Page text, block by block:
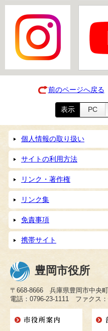
前のページへ戻る
表示 PC
個人情報の取り扱い
サイトの利用方法
リンク・著作権
リンク集
免責事項
携帯サイト
豊岡市役所
〒668-8666 兵庫県豊岡市中央
電話：0796-23-1111 ファクス